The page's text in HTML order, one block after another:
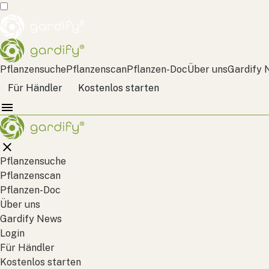
PflanzensuchePflanzenscanPflanzen-DocÜber unsGardify
Für Händler
Kostenlos starten
Pflanzensuche
Pflanzenscan
Pflanzen-Doc
Über uns
Gardify News
Login
Für Händler
Kostenlos starten